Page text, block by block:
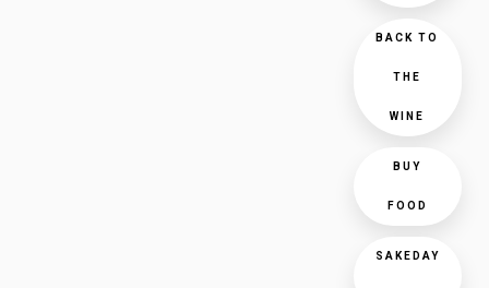
BACK TO
THE
WINE
BUY
FOOD
SAKEDAY